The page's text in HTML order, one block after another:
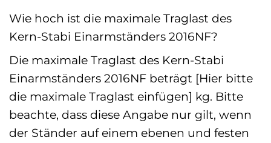
Wie hoch ist die maximale Traglast des
Kern-Stabi Einarmständers 2016NF?
Die maximale Traglast des Kern-Stabi
Einarmständers 2016NF beträgt [Hier bitte
die maximale Traglast einfügen] kg. Bitte
beachte, dass diese Angabe nur gilt, wenn
der Ständer auf einem ebenen und festen